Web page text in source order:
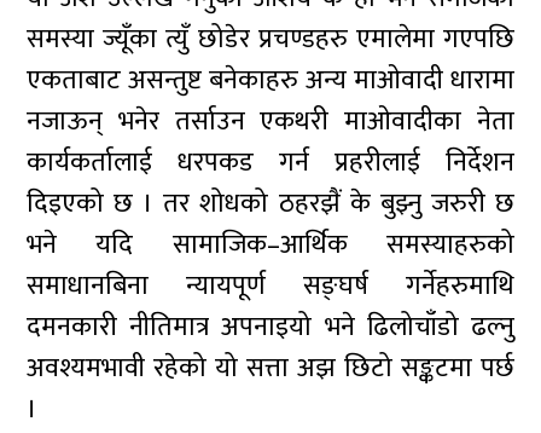
समस्या ज्यूँका त्युँ छोडेर प्रचण्डहरु एमालेमा गएपछि
एकताबाट असन्तुष्ट बनेकाहरु अन्य माओवादी धारामा
नजाऊन् भनेर तर्साउन एकथरी माओवादीका नेता
कार्यकर्तालाई धरपकड गर्न प्रहरीलाई निर्देशन
दिइएको छ । तर शोधको ठहरझैं के बुझ्नु जरुरी छ
भने यदि सामाजिक–आर्थिक समस्याहरुको
समाधानबिना न्यायपूर्ण सङ्घर्ष गर्नेहरुमाथि
दमनकारी नीतिमात्र अपनाइयो भने ढिलोचाँडो ढल्नु
अवश्यमभावी रहेको यो सत्ता अझ छिटो सङ्कटमा पर्छ
।